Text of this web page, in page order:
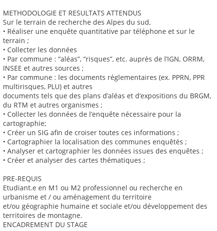
METHODOLOGIE ET RESULTATS ATTENDUS
Sur le terrain de recherche des Alpes du sud,
• Réaliser une enquête quantitative par téléphone et sur le
terrain ;
• Collecter les données
• Par commune : “aléas”, “risques”, etc. auprès de l’IGN, ORRM,
INSEE et autres sources ;
• Par commune : les documents réglementaires (ex. PPRN, PPR
multirisques, PLU) et autres
documents tels que des plans d’aléas et d’expositions du BRGM,
du RTM et autres organismes ;
• Collecter les données de l’enquête nécessaire pour la
cartographie;
• Créer un SIG afin de croiser toutes ces informations ;
• Cartographier la localisation des communes enquêtés ;
• Analyser et cartographier les données issues des enquêtes ;
• Créer et analyser des cartes thématiques ;
PRE-REQUIS
Etudiant.e en M1 ou M2 professionnel ou recherche en
urbanisme et / ou aménagement du territoire
et/ou géographie humaine et sociale et/ou développement des
territoires de montagne.
ENCADREMENT DU STAGE